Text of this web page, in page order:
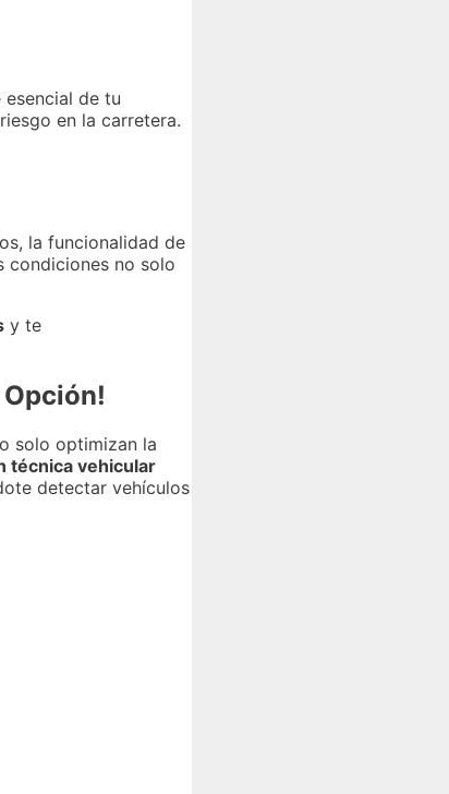
de tu
en la carretera.
la funcionalidad de
condiciones no solo
y te
solo optimizan la
técnica vehicular
detectar vehículos